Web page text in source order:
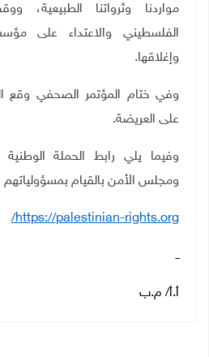
مواردنا وثرواتنا الطبيعية،
الفلسطيني والاعتداء على
وإغلاقها.
وفي ختام المؤتمر الصحفي وقع
على العريضة.
وفيما يلي رابط الحملة الوطنية
ومجلس الأمن بالقيام بمسؤولياتهم
https://palestinian-rights.org/
ــ
أ.أ/ م.ب